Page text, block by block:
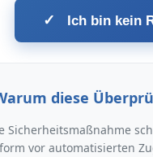
✓ Ich bin kein
diese
Sicherheitsmaßnahme
vor automatisierten